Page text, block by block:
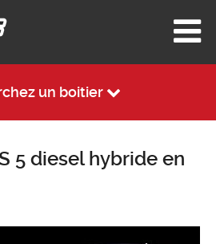
un boitier
5 diesel hybride en